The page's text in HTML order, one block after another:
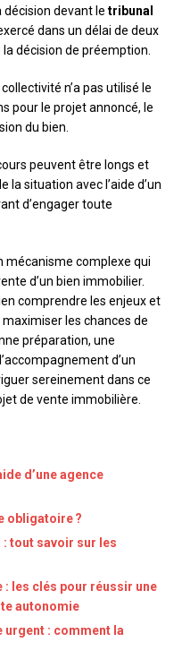
décision devant le tribunal
dans un délai de deux
décision de préemption.
collectivité n’a pas utilisé le
pour le projet annoncé, le
du bien.
peuvent être longs et
la situation avec l’aide d’un
d’engager toute
mécanisme complexe qui
d’un bien immobilier.
comprendre les enjeux et
les chances de
préparation, une
d’un
sereinement dans ce
de vente immobilière.
d’une agence
obligatoire ?
tout savoir sur les
: les clés pour réussir une
autonomie
urgent : comment la